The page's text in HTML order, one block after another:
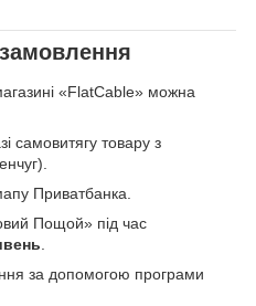
«FlatCable» можна
самовитягу товару з
Приватбанка.
Пощой» під час
за допомогою програми